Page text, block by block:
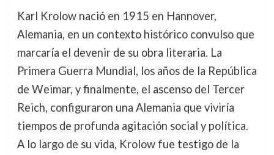
Karl Krolow nació en 1915 en Hannover,
Alemania, en un contexto histórico convulso que
marcaría el devenir de su obra literaria. La
Primera Guerra Mundial, los años de la República
de Weimar, y finalmente, el ascenso del Tercer
Reich, configuraron una Alemania que viviría
tiempos de profunda agitación social y política.
A lo largo de su vida, Krolow fue testigo de la